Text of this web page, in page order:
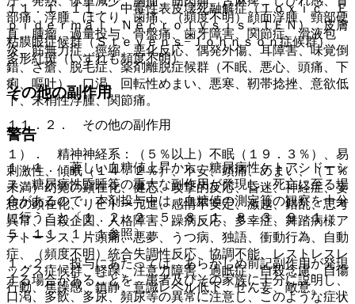
部痛、浮腫、ほてり、歯痛、（頻度不明）顔面浮腫、頸部硬
直、腫瘤、過量投与、骨盤痛、歯牙障害、関節症、滑液包
炎、筋無力症、痙縮、悪化反応、偶発外傷、耳障害、味覚倒
錯、ざ瘡、脱毛症、薬剤離脱症候群（不眠、悪心、頭痛、下
痢、嘔吐）、口渇、回転性めまい、悪寒、靭帯捻挫、意欲低
下、末梢性浮腫、関節痛。
警告
１．１． 著しい血糖値上昇から、糖尿病性ケトアシドーシ
ス、糖尿病性昏睡等の重大な副作用が発現し、死亡に至る場
合があるので、本剤投与中は、血糖値の測定等の観察を十分
に行うこと〔１．２、２．５、８．１、８．３、９．１．
５、１１．１．１参照〕。
１．２． 投与にあたっては、あらかじめ前記副作用が発現
する場合があることを、患者及びその家族に十分に説明し、
口渇、多飲、多尿、頻尿等の異常に注意し、このような症状
１１．１．１１． 中毒性表皮壊死融解症（Ｔｏｘｉｃ Ｅ
ｐｉｄｅｒｍａｌ Ｎｅｃｒｏｌｙｓｉｓ：ＴＥＮ）、皮膚
粘膜眼症候群（Ｓｔｅｖｅｎｓ−Ｊｏｈｎｓｏｎ症候群）、
多形紅斑（いずれも頻度不明）。
その他の副作用
１１．２． その他の副作用
１）． 精神神経系：（５％以上）不眠（１９．３％）、易
刺激性、傾眠（１４．２％）、不安、頭痛、めまい、（１％
未満）幻覚の顕在化、健忘、攻撃的反応、昏迷、神経症、妄
想の顕在化、リビドー亢進、感情不安定、激越、錯乱、思考
異常、自殺企図、人格障害、躁病反応、多幸症、舞踏病様ア
テトーシス、片頭痛、悪夢、うつ病、独語、衝動行為、自動
症、（頻度不明）統合失調性反応、協調不能、レストレスレ
ッグス症候群、軽躁、注意力障害、過眠症、自殺念慮、自傷
行動、焦躁感、鎮静、意識レベル低下、せん妄、敵意。